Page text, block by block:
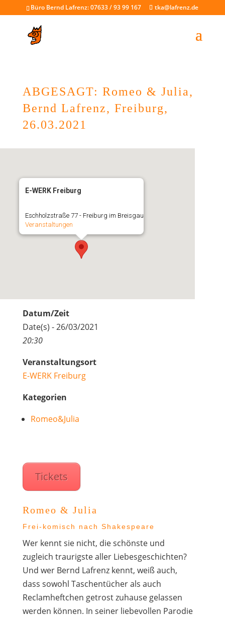
Büro Bernd Lafrenz: 07633 / 93 99 167 tka@lafrenz.de
ABGESAGT: Romeo & Julia,
Bernd Lafrenz, Freiburg,
26.03.2021
E-WERK Freiburg
Eschholzstraße 77 - Freiburg im Breisgau
Veranstaltungen
Datum/Zeit
Date(s) - 26/03/2021
20:30
Veranstaltungsort
E-WERK Freiburg
Kategorien
Romeo&Julia
Tickets
Romeo & Julia
Frei-komisch nach Shakespeare
Wer kennt sie nicht, die schönste und
zugleich traurigste aller Liebesgeschichten?
Und wer Bernd Lafrenz kennt, weiß auch,
dass sowohl Taschentücher als auch
Reclamheftchen getrost zuhause gelassen
werden können. In seiner liebevollen Parodie